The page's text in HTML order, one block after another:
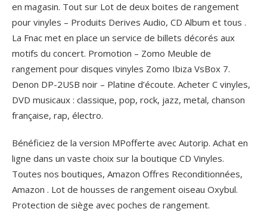
en magasin. Tout sur Lot de deux boites de rangement
pour vinyles – Produits Derives Audio, CD Album et tous .
La Fnac met en place un service de billets décorés aux
motifs du concert. Promotion – Zomo Meuble de
rangement pour disques vinyles Zomo Ibiza VsBox 7.
Denon DP-2USB noir – Platine d’écoute. Acheter C vinyles,
DVD musicaux : classique, pop, rock, jazz, metal, chanson
française, rap, électro.
Bénéficiez de la version MPofferte avec Autorip. Achat en
ligne dans un vaste choix sur la boutique CD Vinyles.
Toutes nos boutiques, Amazon Offres Reconditionnées,
Amazon . Lot de housses de rangement oiseau Oxybul.
Protection de siège avec poches de rangement.